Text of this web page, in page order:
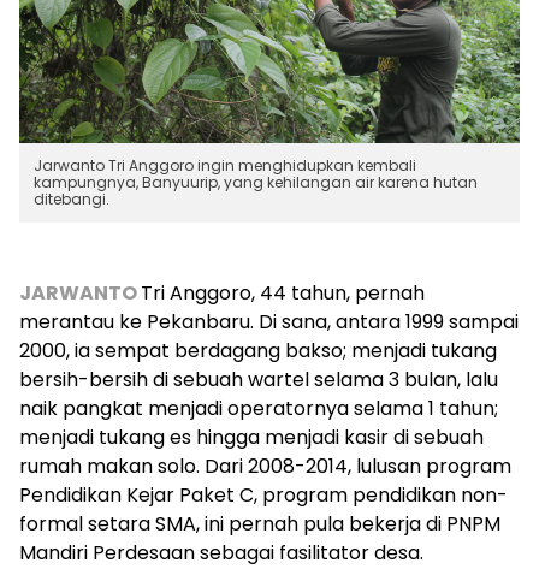
Jarwanto Tri Anggoro ingin menghidupkan kembali
kampungnya, Banyuurip, yang kehilangan air karena hutan
ditebangi.
JARWANTOTri Anggoro, 44 tahun, pernah
merantau ke Pekanbaru. Di sana, antara 1999 sampai
2000, ia sempat berdagang bakso; menjadi tukang
bersih-bersih di sebuah wartel selama 3 bulan, lalu
naik pangkat menjadi operatornya selama 1 tahun;
menjadi tukang es hingga menjadi kasir di sebuah
rumah makan solo. Dari 2008-2014, lulusan program
Pendidikan Kejar Paket C, program pendidikan non-
formal setara SMA, ini pernah pula bekerja di PNPM
Mandiri Perdesaan sebagai fasilitator desa.